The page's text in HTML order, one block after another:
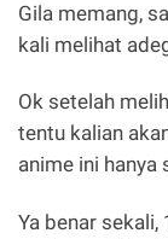
Gila memang,
kali melihat
Ok setelah
tentu kalian
anime ini hanya
Ya benar